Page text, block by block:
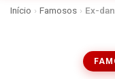
Início › Famosos › Ex-